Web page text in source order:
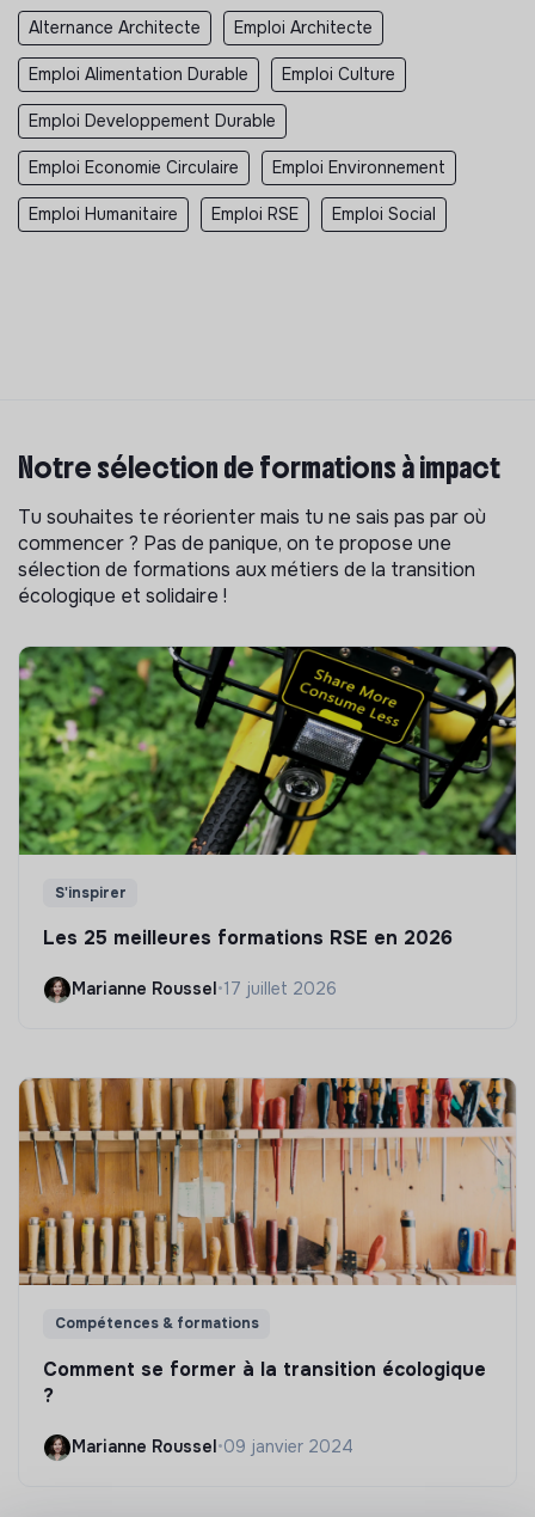
Alternance Architecte Emploi Architecte
Emploi Alimentation Durable Emploi Culture
Emploi Developpement Durable
Emploi Economie Circulaire Emploi Environnement
Emploi Humanitaire Emploi RSE Emploi Social
Notre sélection de formations à impact
Tu souhaites te réorienter mais tu ne sais pas par où
commencer ? Pas de panique, on te propose une
sélection de formations aux métiers de la transition
écologique et solidaire !
S'inspirer
Les 25 meilleures formations RSE en 2026
Marianne Roussel •17 juillet 2026
Compétences & formations
Comment se former à la transition écologique
?
Marianne Roussel•09 janvier 2024